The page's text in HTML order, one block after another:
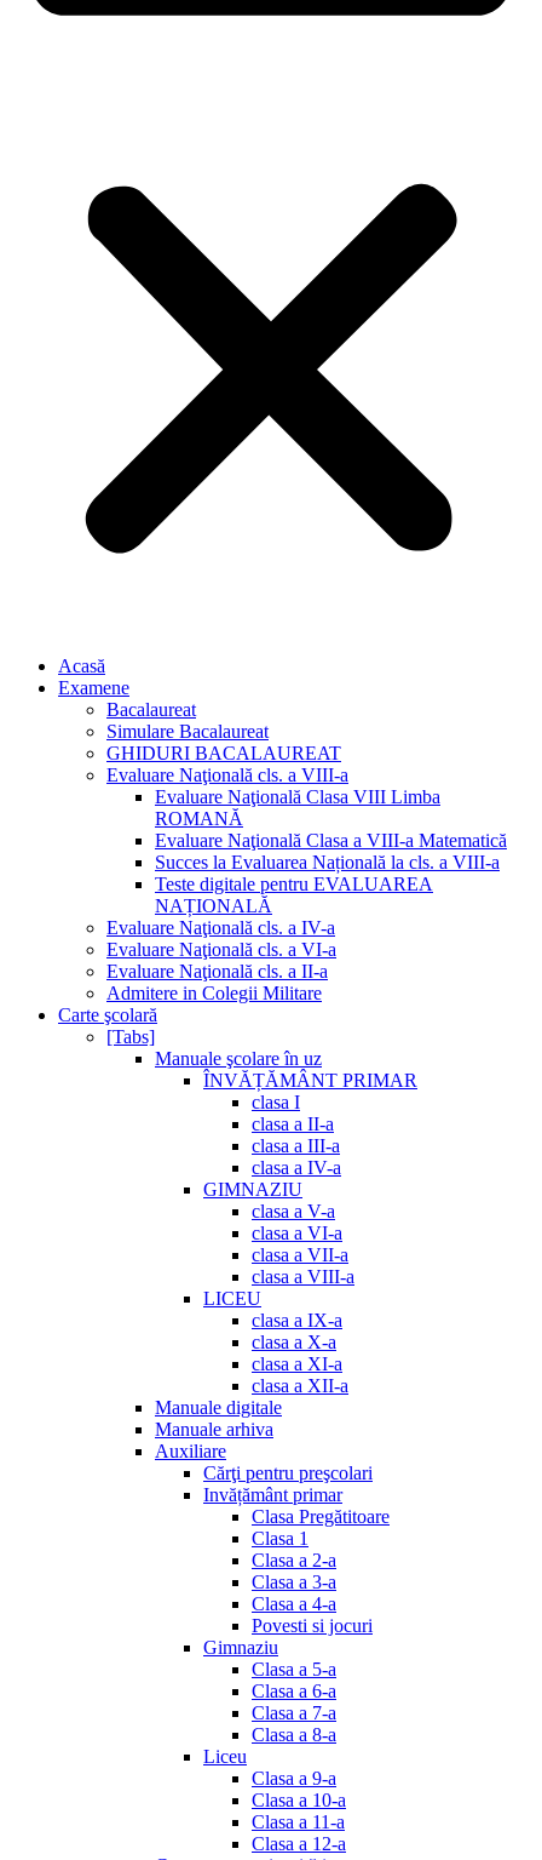
Acasă
Examene
Bacalaureat
Simulare Bacalaureat
GHIDURI BACALAUREAT
Evaluare Naţională cls. a VIII-a
Evaluare Naţională Clasa VIII Limba
ROMANĂ
Evaluare Naţională Clasa a VIII-a Matematică
Succes la Evaluarea Națională la cls. a VIII-a
Teste digitale pentru EVALUAREA
NAȚIONALĂ
Evaluare Naţională cls. a IV-a
Evaluare Naţională cls. a VI-a
Evaluare Naţională cls. a II-a
Admitere in Colegii Militare
Carte şcolară
[Tabs]
Manuale şcolare în uz
ÎNVĂȚĂMÂNT PRIMAR
clasa I
clasa a II-a
clasa a III-a
clasa a IV-a
GIMNAZIU
clasa a V-a
clasa a VI-a
clasa a VII-a
clasa a VIII-a
LICEU
clasa a IX-a
clasa a X-a
clasa a XI-a
clasa a XII-a
Manuale digitale
Manuale arhiva
Auxiliare
Cărţi pentru preşcolari
Invățământ primar
Clasa Pregătitoare
Clasa 1
Clasa a 2-a
Clasa a 3-a
Clasa a 4-a
Povesti si jocuri
Gimnaziu
Clasa a 5-a
Clasa a 6-a
Clasa a 7-a
Clasa a 8-a
Liceu
Clasa a 9-a
Clasa a 10-a
Clasa a 11-a
Clasa a 12-a